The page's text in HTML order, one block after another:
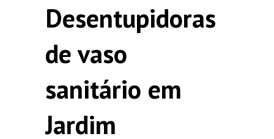
Desentupidoras
de vaso
sanitário em
Jardim